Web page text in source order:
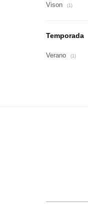
Vison (1)
Temporada
Verano (1)